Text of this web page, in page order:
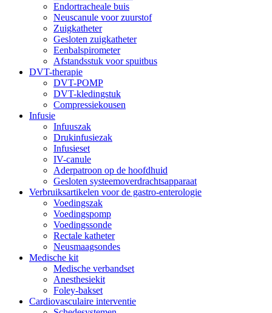
Endortracheale buis
Neuscanule voor zuurstof
Zuigkatheter
Gesloten zuigkatheter
Eenbalspirometer
Afstandsstuk voor spuitbus
DVT-therapie
DVT-POMP
DVT-kledingstuk
Compressiekousen
Infusie
Infuuszak
Drukinfusiezak
Infusieset
IV-canule
Aderpatroon op de hoofdhuid
Gesloten systeemoverdrachtsapparaat
Verbruiksartikelen voor de gastro-enterologie
Voedingszak
Voedingspomp
Voedingssonde
Rectale katheter
Neusmaagsondes
Medische kit
Medische verbandset
Anesthesiekit
Foley-bakset
Cardiovasculaire interventie